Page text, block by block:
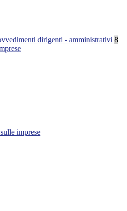
dirigenti - amministrativi 8
imprese